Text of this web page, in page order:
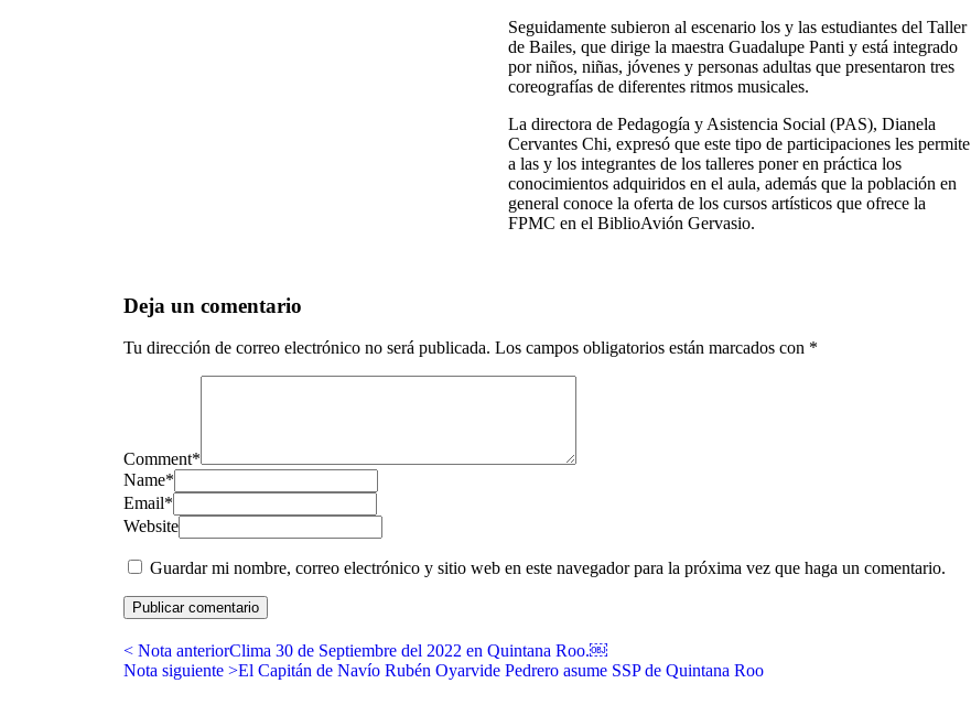
Seguidamente subieron al escenario los y las estudiantes del Taller
de Bailes, que dirige la maestra Guadalupe Panti y está integrado
por niños, niñas, jóvenes y personas adultas que presentaron tres
coreografías de diferentes ritmos musicales.
La directora de Pedagogía y Asistencia Social (PAS), Dianela
Cervantes Chi, expresó que este tipo de participaciones les permite
a las y los integrantes de los talleres poner en práctica los
conocimientos adquiridos en el aula, además que la población en
general conoce la oferta de los cursos artísticos que ofrece la
FPMC en el BiblioAvión Gervasio.
Deja un comentario
Tu dirección de correo electrónico no será publicada. Los campos obligatorios están marcados con *
Comment*
Name*
Email*
Website
Guardar mi nombre, correo electrónico y sitio web en este navegador para la próxima vez que haga un comentario.
< Nota anteriorClima 30 de Septiembre del 2022 en Quintana Roo.￼
Nota siguiente >El Capitán de Navío Rubén Oyarvide Pedrero asume SSP de Quintana Roo